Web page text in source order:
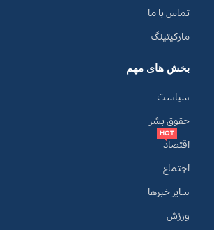
تماس با ما
مارکیتینگ
بخش های مهم
سیاست
حقوق بشر
اقتصاد
HOT
اجتماع
سایر خبرها
ورزش